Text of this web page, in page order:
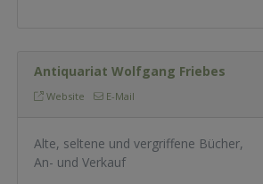
Antiquariat Wolfgang Friebes
Website E-Mail
Alte, seltene und vergriffene Bücher,
An- und Verkauf